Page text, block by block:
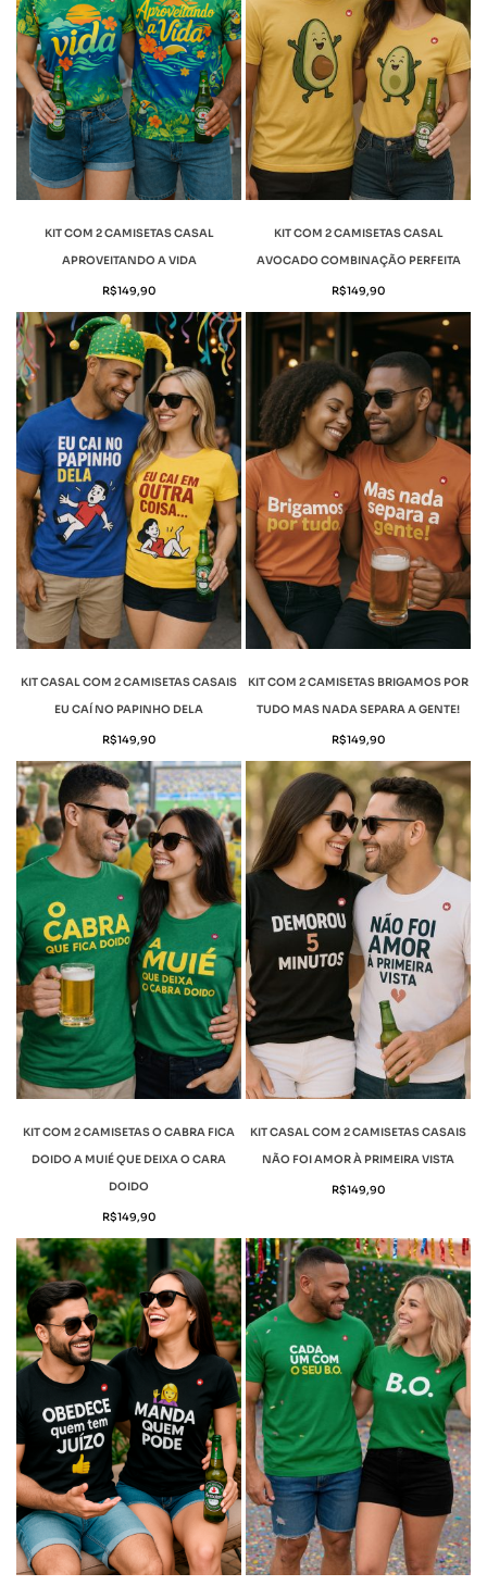
KIT COM 2 CAMISETAS CASAL
APROVEITANDO A VIDA
R$149,90
KIT COM 2 CAMISETAS CASAL
AVOCADO COMBINAÇÃO PERFEITA
R$149,90
KIT CASAL COM 2 CAMISETAS CASAIS
EU CAÍ NO PAPINHO DELA
R$149,90
KIT COM 2 CAMISETAS BRIGAMOS POR
TUDO MAS NADA SEPARA A GENTE!
R$149,90
KIT COM 2 CAMISETAS O CABRA FICA
DOIDO A MUIÉ QUE DEIXA O CARA
DOIDO
R$149,90
KIT CASAL COM 2 CAMISETAS CASAIS
NÃO FOI AMOR À PRIMEIRA VISTA
R$149,90